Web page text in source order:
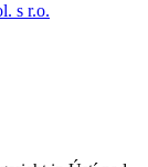
s r.o.